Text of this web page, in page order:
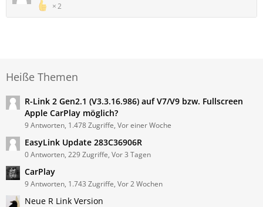
2
Heiße Themen
R-Link 2 Gen2.1 (V3.3.16.986) auf V7/V9 bzw. Fullscreen
Apple CarPlay möglich?
9 Antworten, 1.478 Zugriffe, Vor einer Woche
EasyLink Update 283C36906R
0 Antworten, 229 Zugriffe, Vor 3 Tagen
CarPlay
9 Antworten, 1.743 Zugriffe, Vor 2 Wochen
Neue R Link Version